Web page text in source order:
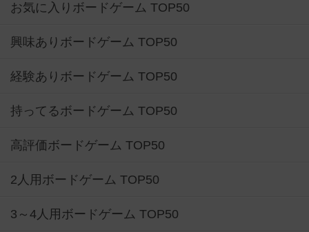
お気に入りボードゲーム TOP50
興味ありボードゲーム TOP50
経験ありボードゲーム TOP50
持ってるボードゲーム TOP50
高評価ボードゲーム TOP50
2人用ボードゲーム TOP50
3～4人用ボードゲーム TOP50